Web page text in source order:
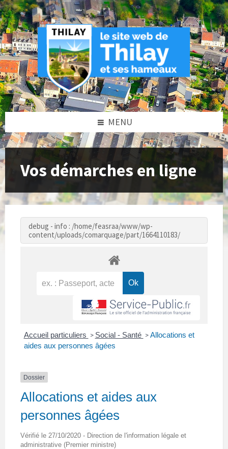
Skip
to
content
Skip
to
left
sidebar
Skip
to
footer
MENU
Vos démarches en ligne
debug - info : /home/feasraa/www/wp-
content/uploads/comarquage/part/1664110183/
Accueil particuliers > Social - Santé > Allocations et
aides aux personnes âgées
Dossier
Allocations et aides aux
personnes âgées
Vérifié le 27/10/2020 - Direction de l'information légale et
administrative (Premier ministre)